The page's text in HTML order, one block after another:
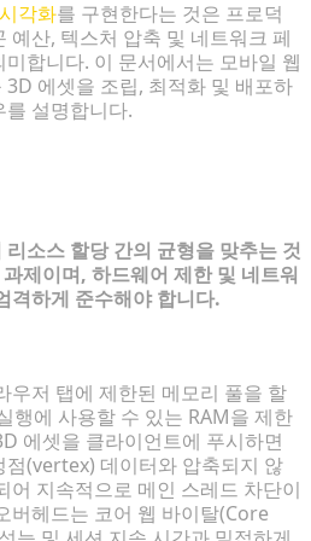
각화를 구현한다는 것은 프로덕
예산, 텍스처 압축 및 네트워크 페
합니다. 이 문서에서는 모바일 웹
에셋을 조립, 최적화 및 배포하
설명합니다.
소스 할당 간의 균형을 맞추는 것
제이며, 하드웨어 제한 및 네트워
격하게 준수해야 합니다.
우저 탭에 제한된 메모리 풀을 할
행에 사용할 수 있는 RAM을 제한
에셋을 클라이언트에 푸시하면
점(vertex) 데이터와 압축되지 않
어 지속적으로 메인 스레드 차단이
버헤드는 코어 웹 바이탈(Core